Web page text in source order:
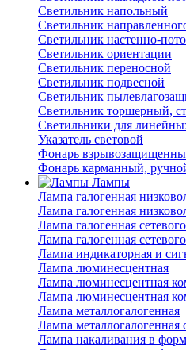
Светильник напольный
Светильник
Светильник настенно-
Светильник ориентации
Светильник переносной
Светильник подвесной
Светильник
Светильник торшерный,
Светильники для
Указатель световой
Фонарь
Фонарь карманный,
Лампы
Лампа галогенная
Лампа галогенная
Лампа галогенная
Лампа галогенная
Лампа индикаторная и
Лампа люминесцентная
Лампа люминесцентная
Лампа люминесцентная
Лампа металлогалогенная
Лампа металлогалогенная
Лампа накаливания в